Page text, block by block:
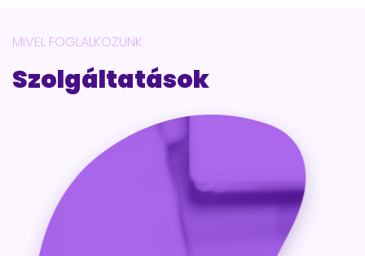
MIVEL FOGLALKOZUNK
Szolgáltatások